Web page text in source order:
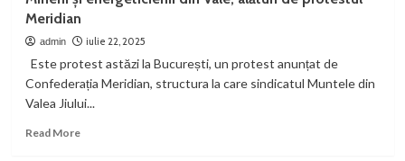
energetică
și
sporit
Mină
Petrila,
Raiul
Furate,
Amenințări
Meridian
admin iulie 22, 2025
Este protest astăzi la București, un protest anunțat de
Confederația Meridian, structura la care sindicatul Muntele din
Valea Jiului...
Read MoreRead